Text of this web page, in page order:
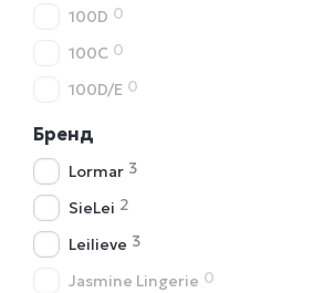
100D 0
100C 0
100D/E 0
Бренд
Lormar 3
SieLei 2
Leilieve 3
Jasmine Lingerie 0